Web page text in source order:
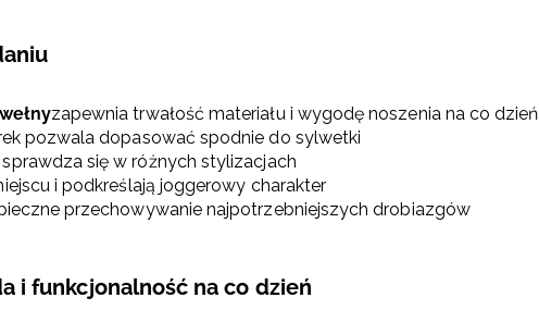
zapewnia trwałość materiału i wygodę noszenia na co dzień
pozwala dopasować spodnie do sylwetki
się w różnych stylizacjach
i podkreślają joggerowy charakter
przechowywanie najpotrzebniejszych drobiazgów
i funkcjonalność na co dzień